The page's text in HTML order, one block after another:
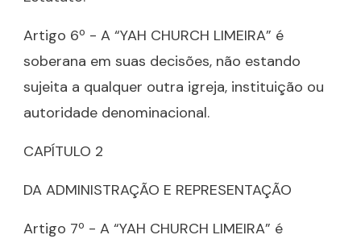
Artigo 6º - A “YAH CHURCH LIMEIRA” é
soberana em suas decisões, não estando
sujeita a qualquer outra igreja, instituição ou
autoridade denominacional.
CAPÍTULO 2
DA ADMINISTRAÇÃO E REPRESENTAÇÃO
Artigo 7º - A “YAH CHURCH LIMEIRA” é